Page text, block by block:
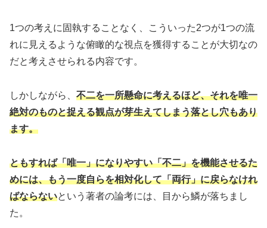
1つの考えに固執することなく、こういった2つが1つの流
れに見えるような俯瞰的な視点を獲得することが大切なの
だと考えさせられる内容です。
しかしながら、 不二を一所懸命に考えるほど、それを唯一
絶対のものと捉える観点が芽生えてしまう落とし穴もあり
ます。
ともすれば「唯一」になりやすい「不二」を機能させるた
めには、もう一度自らを相対化して「両行」に戻らなけれ
ばならないという著者の論考には、目から鱗が落ちまし
た。